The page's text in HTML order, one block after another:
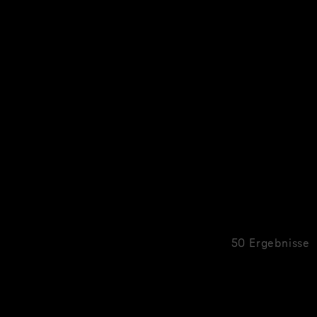
50 Ergebnisse